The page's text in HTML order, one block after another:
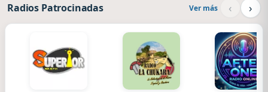
Radios Patrocinadas Ver más ‹ ›